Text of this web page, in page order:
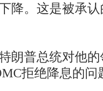
降。这是被承
普总统对他的
拒绝降息的问